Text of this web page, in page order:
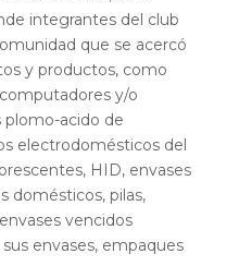
integrantes del club
que se acercó
y productos, como
y/o
plomo-acido de
electrodomésticos del
HID, envases
domésticos, pilas,
vencidos
envases, empaques